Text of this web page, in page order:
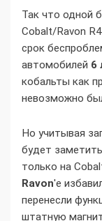
Так что одной
Cobalt/Ravon
срок
автомобилей 6
кобальты как
невозможно
Но учитывая
будет
только на
Ravon'е
перенесли
штатную